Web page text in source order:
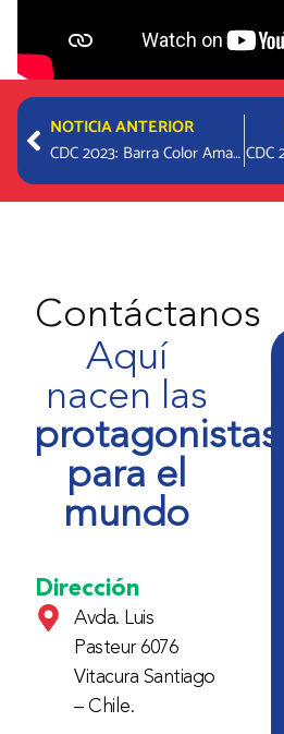
PrevNOTICIA ANTERIOR
CDC 2023: Barra Color Amarillo CDC
Contáctanos
Aquí
nacen las
protagonistas
para el
mundo
Dirección
Avda. Luis
Pasteur 6076
Vitacura Santiago
– Chile.